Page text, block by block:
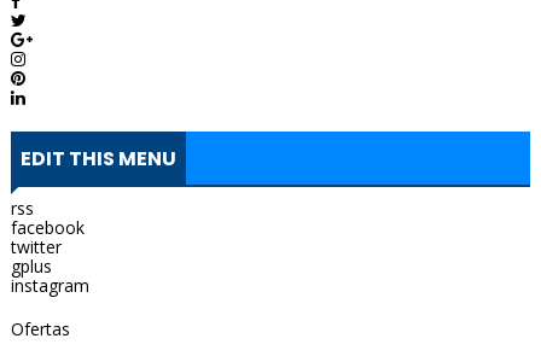
EDIT THIS MENU
rss
facebook
twitter
gplus
instagram
Ofertas